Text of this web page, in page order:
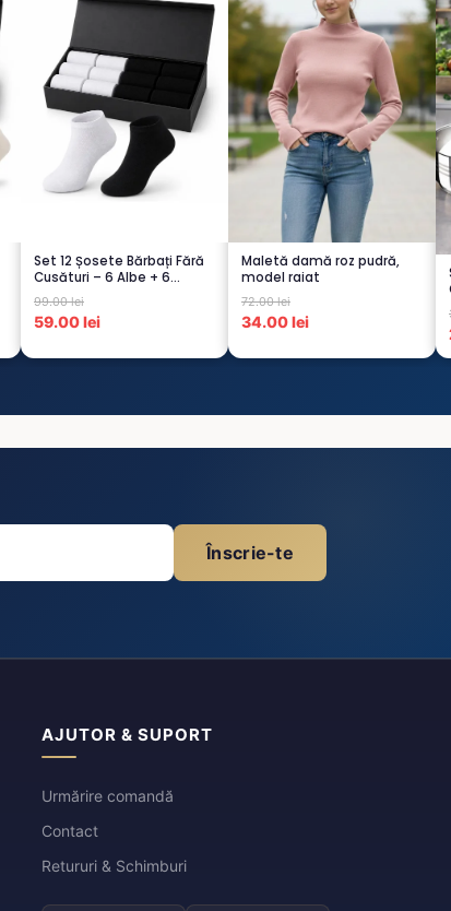
Set 12 Șosete Bărbați Fără
Cusături – 6 Albe + 6
Negre...
99.00 lei
59.00 lei
Maletă damă roz pudră,
model raiat
72.00 lei
34.00 lei
Înscrie-te
AJUTOR & SUPORT
Urmărire comandă
Contact
Retururi & Schimburi